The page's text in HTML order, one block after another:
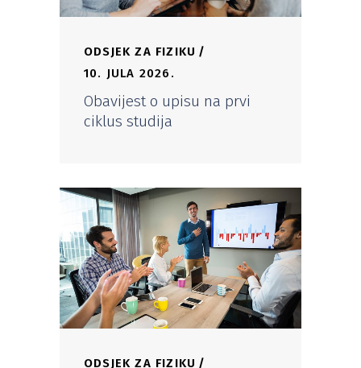
ODSJEK ZA FIZIKU
10. JULA 2026.
Obavijest o upisu na prvi
ciklus studija
ODSJEK ZA FIZIKU